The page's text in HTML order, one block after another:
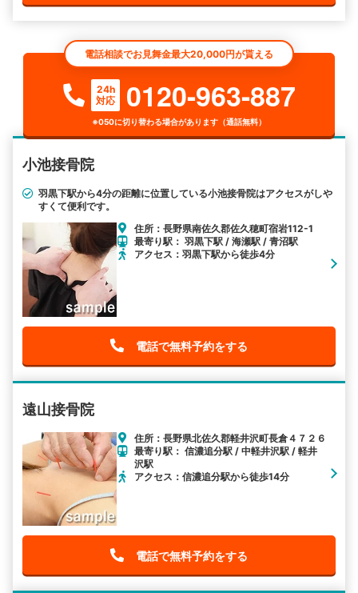
電話相談でお見舞金最大20,000円が貰える
24h
対応
0120-963-887
※050に切り替わる場合があります（通話無料）
小池接骨院
羽黒下駅から4分の距離に位置している小池接骨院はアクセスがしや
すくて便利です。
住所：長野県南佐久郡佐久穂町宿岩112-1
最寄り駅： 羽黒下駅 / 海瀬駅 / 青沼駅
アクセス：羽黒下駅から徒歩4分
電話で無料予約をする
遠山接骨院
住所：長野県北佐久郡軽井沢町長倉４７２６
最寄り駅： 信濃追分駅 / 中軽井沢駅 / 軽井
沢駅
アクセス：信濃追分駅から徒歩14分
電話で無料予約をする